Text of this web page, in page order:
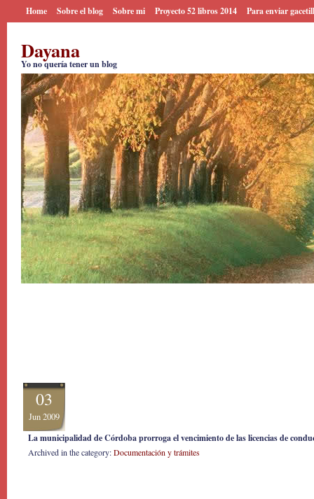
Home Sobre el blog Sobre mi Proyecto 52 libros 2014 Para enviar
Dayana
Yo no quería tener un blog
03
Jun 2009
La municipalidad de Córdoba prorroga el vencimiento de las licencias de
Archived in the category:Documentación y trámites